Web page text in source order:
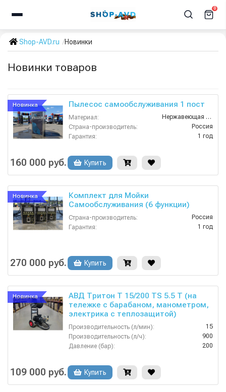
0
Shop-AVD.ru Новинки
Новинки товаров
Новинка Пылесос самообслуживания 1 пост
Материал:
Нержавеющая Сталь
Страна-производитель:
Россия
Гарантия:
1 год
160 000 руб. Купить
Новинка
Комплект для Мойки
Самообслуживания (6 функции)
Страна-производитель:
Россия
Гарантия:
1 год
270 000 руб. Купить
Новинка
АВД Тритон Т 15/200 TS 5.5 T (на
тележке c барабаном, манометром,
электрика с теплозащитой)
Производительность (л/мин):
15
Производительность (л/ч):
900
Давление (бар):
200
Страна-производитель:
109 000 руб. Купить